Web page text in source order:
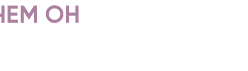
ОН